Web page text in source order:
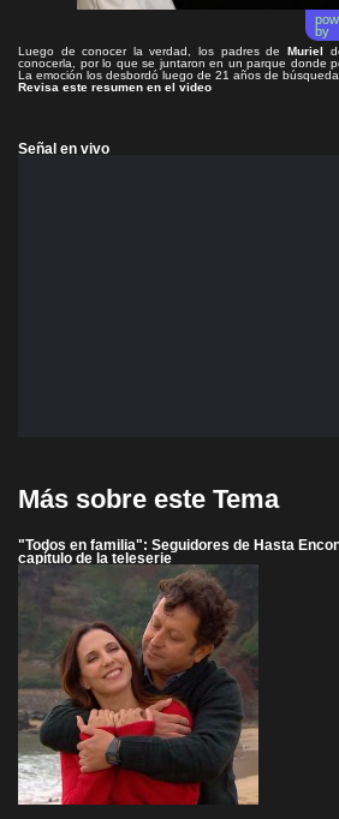
by
Luego de conocer la verdad, los padres de Muriel
conocerla, por lo que se juntaron en un parque donde
La emoción los desbordó luego de 21 años de
Revisa este resumen en el video
Señal en vivo
Más sobre este Tema
"Todos en familia": Seguidores de Hasta
capítulo de la teleserie